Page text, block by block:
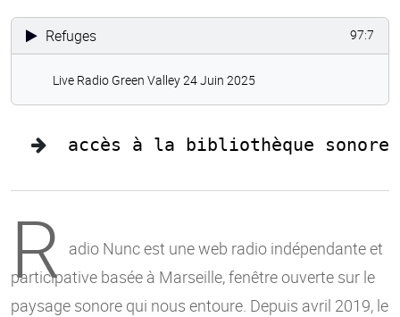
Refuges 97:7
Live Radio Green Valley 24 Juin 2025
accès à la bibliothèque sonore
R adio Nunc est une web radio indépendante et
participative basée à Marseille, fenêtre ouverte sur le
paysage sonore qui nous entoure. Depuis avril 2019, le